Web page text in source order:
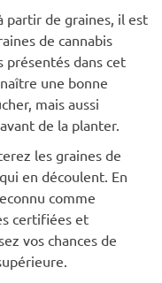
partir de graines, il est
de cannabis
présentés dans cet
une bonne
mais aussi
de la planter.
les graines de
en découlent. En
comme
certifiées et
vos chances de